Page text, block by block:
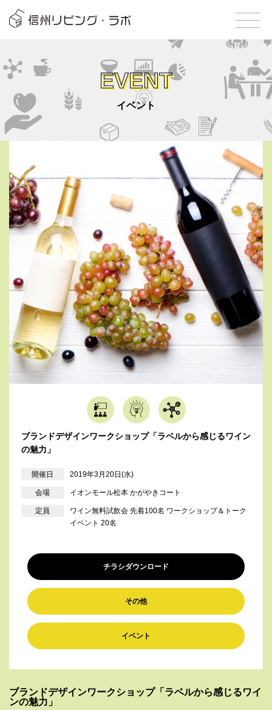
EVENT
イベント
ブランドデザインワークショップ「ラベルから感じるワイン
の魅力」
開催日 2019年3月20日(水)
会場 イオンモール松本 かがやきコート
定員
ワイン無料試飲会 先着100名 ワークショップ＆トーク
イベント 20名
チラシダウンロード
その他
イベント
ブランドデザインワークショップ「ラベルから感じるワイ
ンの魅力」